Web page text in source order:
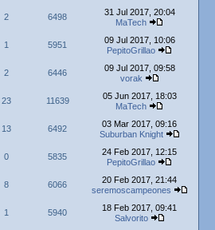
2 6498
31 Jul 2017, 20:04
MaTech
1 5951
09 Jul 2017, 10:06
PepitoGrillao
2 6446
09 Jul 2017, 09:58
vorak
23 11639
05 Jun 2017, 18:03
MaTech
13 6492
03 Mar 2017, 09:16
Suburban Knight
0 5835
24 Feb 2017, 12:15
PepitoGrillao
8 6066
20 Feb 2017, 21:44
seremoscampeones
1 5940
18 Feb 2017, 09:41
Salvorito